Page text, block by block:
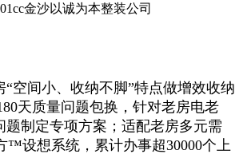
金沙以诚为本整装公司
间小、收纳不脚”特点做增效收纳
天质量问题包换，针对老房电老
题制定专项方案；适配老房多元需
™设想系统，累计办事超30000个上